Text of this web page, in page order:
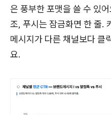
은 풍부한 포맷을 쓸 수 있
조, 푸시는 잠금화면 한 줄.
메시지가 다른 채널보다 클
요.